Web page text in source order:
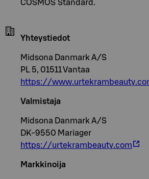
COSMOS Standard.
Yhteystiedot
Midsona Danmark A/S
PL 5, 01511 Vantaa
https://
Valmistaja
Midsona Danmark A/S
DK-9550 Mariager
https://urtekrambeauty.com
Markkinoija